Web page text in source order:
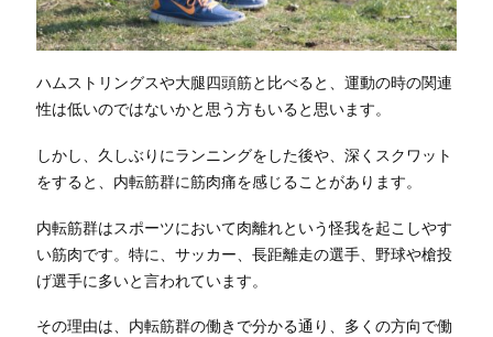
ハムストリングスや大腿四頭筋と比べると、運動の時の関連
性は低いのではないかと思う方もいると思います。
しかし、久しぶりにランニングをした後や、深くスクワット
をすると、内転筋群に筋肉痛を感じることがあります。
内転筋群はスポーツにおいて肉離れという怪我を起こしやす
い筋肉です。特に、サッカー、長距離走の選手、野球や槍投
げ選手に多いと言われています。
その理由は、内転筋群の働きで分かる通り、多くの方向で働